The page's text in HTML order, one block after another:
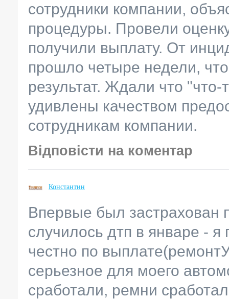
сотрудники компании,
процедуры. Провели
получили выплату. От
прошло четыре недели,
результат. Ждали что "что-
удивлены качеством
сотрудникам компании.
Відповісти на коментар
Константин
Впервые был застрахован
случилось дтп в январе -
честно по
серьезное для моего
сработали, ремни